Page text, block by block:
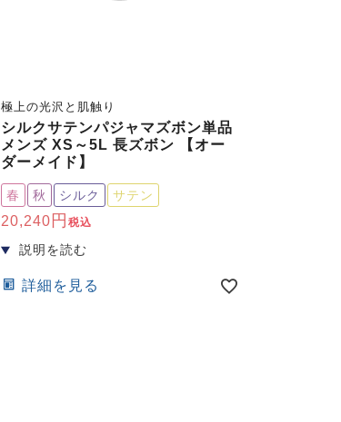
極上の光沢と肌触り
シルクサテンパジャマズボン単品
メンズ XS～5L 長ズボン 【オー
ダーメイド】
春 秋 シルク サテン
20,240 税込
詳細を見る